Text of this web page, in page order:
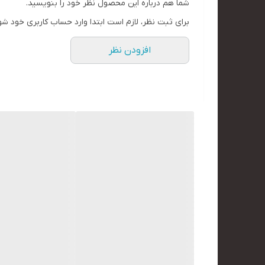
شما هم درباره این محصول نظر خود را بنویسید.
برای ثبت نظر، لازم است ابتدا وارد حساب کاربری خود
افزودن نظر